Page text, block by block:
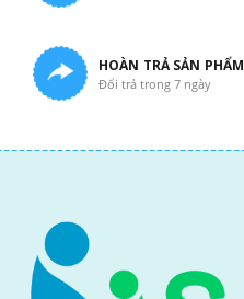
HOÀN TRẢ SẢN PHẨM
Đổi trả trong 7 ngày